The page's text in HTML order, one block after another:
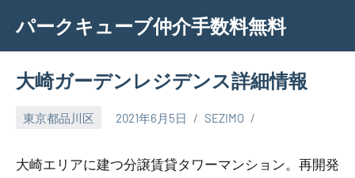
content
パークキューブ仲介手数料無料
大崎ガーデンレジデンス詳細情報
東京都品川区 2021年6月5日 SEZIMO
大崎エリアに建つ分譲賃貸タワーマンション。再開発